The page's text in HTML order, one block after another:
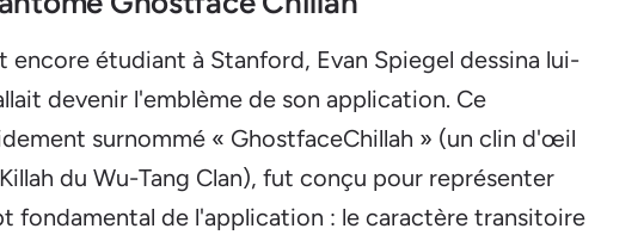
encore étudiant à Stanford, Evan Spiegel dessina lui-
devenir l'emblème de son application. Ce
surnommé « GhostfaceChillah » (un clin d'œil
du Wu-Tang Clan), fut conçu pour représenter
fondamental de l'application : le caractère transitoire